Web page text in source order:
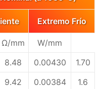
Extremo Frío
Ω/mm
W/mm
8.48 0.00430
1.70
9.42 0.00384
1.6